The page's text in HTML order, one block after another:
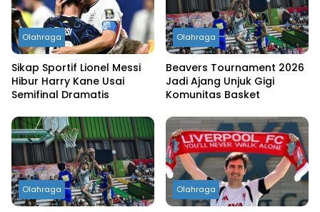
Olahraga
Sikap Sportif Lionel Messi
Hibur Harry Kane Usai
Semifinal Dramatis
Olahraga
Beavers Tournament 2026
Jadi Ajang Unjuk Gigi
Komunitas Basket
Olahraga Olahraga